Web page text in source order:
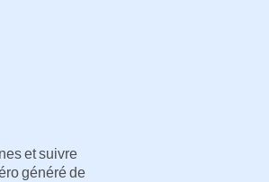
et suivre
généré de